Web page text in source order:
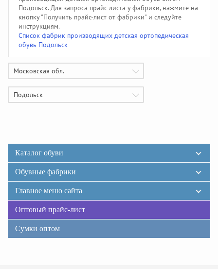
Подольск. Для запроса прайс-листа у фабрики, нажмите на
кнопку "Получить прайс-лист от фабрики" и следуйте
инструкциям.
Список фабрик производящих детская ортопедическая
обувь Подольск
Московская обл.
Подольск
Каталог обуви
Обувные фабрики
Главное меню сайта
Оптовый прайс-лист
Сумки оптом